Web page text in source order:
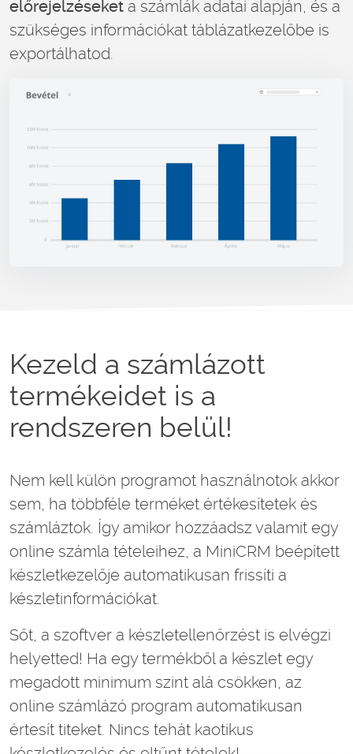
előrejelzéseket a számlák adatai alapján, és a
szükséges információkat táblázatkezelőbe is
exportálhatod.
Kezeld a számlázott
termékeidet is a
rendszeren belül!
Nem kell külön programot használnotok akkor
sem, ha többféle terméket értékesítetek és
számláztok. Így amikor hozzáadsz valamit egy
online számla tételeihez, a MiniCRM beépített
készletkezelője automatikusan frissíti a
készletinformációkat.
Sőt, a szoftver a készletellenőrzést is elvégzi
helyetted! Ha egy termékből a készlet egy
megadott minimum szint alá csökken, az
online számlázó program automatikusan
értesít titeket. Nincs tehát kaotikus